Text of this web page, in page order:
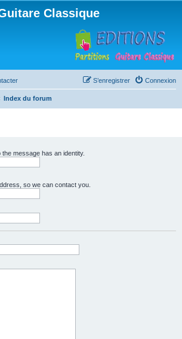
Classique
Connexion
S’enregistrer
Index du forum
message has an identity.
so we can contact you.